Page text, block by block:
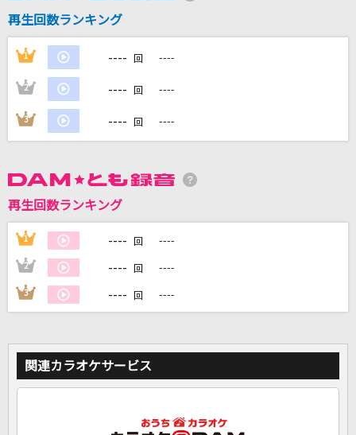
Mr.Children
もっと見る
DAMに会員登録・ログインして
家族や友達と一緒に！練習にも！
再生回数ランキング
1 ---- 回 ----
2 ---- 回 ----
3 ---- 回 ----
再生回数ランキング
1 ---- 回 ----
2 ---- 回 ----
3 ---- 回 ----
関連カラオケサービス